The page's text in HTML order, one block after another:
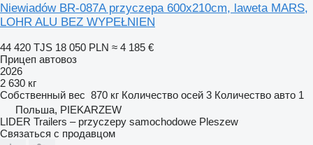
Niewiadów BR-087A przyczepa 600x210cm, laweta MARS,
LOHR ALU BEZ WYPEŁNIEN
44 420 TJS 18 050 PLN ≈ 4 185 €
Прицеп автовоз
2026
2 630 кг
Собственный вес 870 кг Количество осей 3 Количество авто 1
Польша, PIEKARZEW
LIDER Trailers – przyczepy samochodowe Pleszew
Связаться с продавцом